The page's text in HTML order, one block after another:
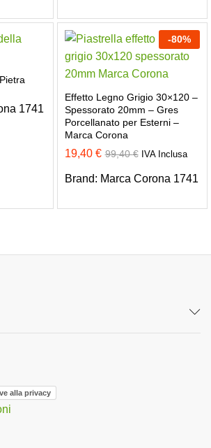
1741
-80%
Effetto Legno Grigio 30×120 –
Spessorato 20mm – Gres
Porcellanato per Esterni –
Marca Corona
19,40 € 99,40€ IVA Inclusa
Brand: Marca Corona 1741
alla privacy